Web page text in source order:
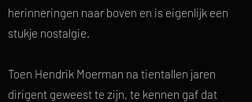
herinneringen naar boven en is eigenlijk een
stukje nostalgie.
Toen Hendrik Moerman na tientallen jaren
dirigent geweest te zijn, te kennen gaf dat